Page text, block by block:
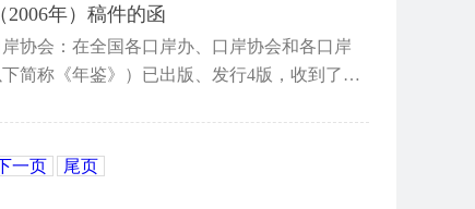
年）稿件的函
协会：在全国各口岸办、口岸协会和各口岸
简称《年鉴》）已出版、发行4版，收到了良
一页 尾页